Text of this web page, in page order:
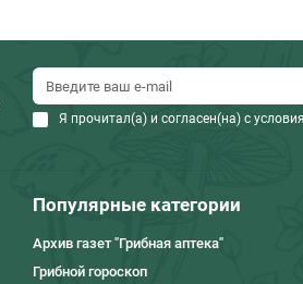
Я прочитал(а) и согласен(на) с
Популярные категории
Архив газет "Грибная аптека"
Грибной гороскоп